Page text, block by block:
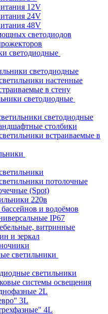
12V
24V
48V
светодиодов
светодиодные
светодиодные
настенные
в стену
светодиодные
светодиодные
столбики
встраиваемые в
потолочные
(Spot)
220в
и водоёмов
IP67
витринные
и зеркал
светильники
светильники
системы освещения
2L
3L
4L